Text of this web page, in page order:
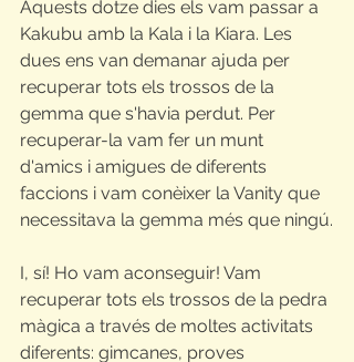
Aquests dotze dies els vam passar a
Kakubu amb la Kala i la Kiara. Les
dues ens van demanar ajuda per
recuperar tots els trossos de la
gemma que s'havia perdut. Per
recuperar-la vam fer un munt
d'amics i amigues de diferents
faccions i vam conèixer la Vanity que
necessitava la gemma més que ningú.
I, sí! Ho vam aconseguir! Vam
recuperar tots els trossos de la pedra
màgica a través de moltes activitats
diferents: gimcanes, proves